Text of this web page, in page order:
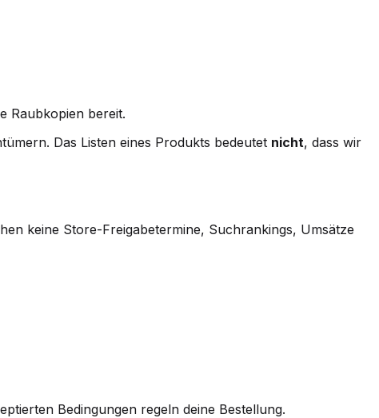
Raubkopien bereit.
Das Listen eines Produkts bedeutet nicht, dass wir
keine Store-Freigabetermine, Suchrankings, Umsätze
Bedingungen regeln deine Bestellung.